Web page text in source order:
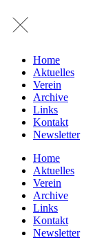
Home
Aktuelles
Verein
Archive
Links
Kontakt
Newsletter
Home
Aktuelles
Verein
Archive
Links
Kontakt
Newsletter